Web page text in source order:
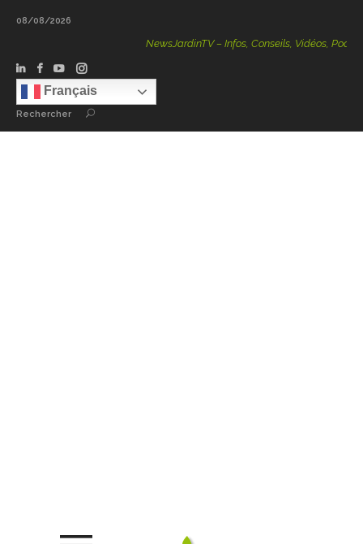
08/08/2026
NewsJardinTV – Infos, Conseils, Vidéos, Podcasts –
Français
Rechercher